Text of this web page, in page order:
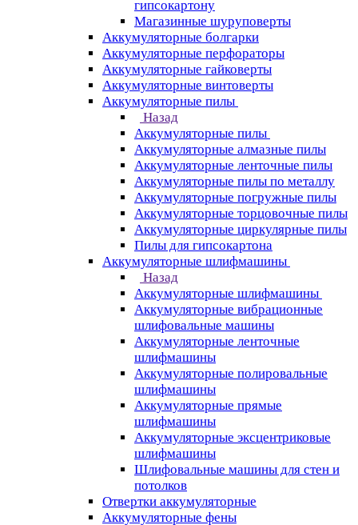
гипсокартону
Магазинные шуруповерты
Аккумуляторные болгарки
Аккумуляторные перфораторы
Аккумуляторные гайковерты
Аккумуляторные винтоверты
Аккумуляторные пилы
Назад
Аккумуляторные пилы
Аккумуляторные алмазные пилы
Аккумуляторные ленточные пилы
Аккумуляторные пилы по металлу
Аккумуляторные погружные пилы
Аккумуляторные торцовочные пилы
Аккумуляторные циркулярные пилы
Пилы для гипсокартона
Аккумуляторные шлифмашины
Назад
Аккумуляторные шлифмашины
Аккумуляторные вибрационные
шлифовальные машины
Аккумуляторные ленточные
шлифмашины
Аккумуляторные полировальные
шлифмашины
Аккумуляторные прямые
шлифмашины
Аккумуляторные эксцентриковые
шлифмашины
Шлифовальные машины для стен и
потолков
Отвертки аккумуляторные
Аккумуляторные фены